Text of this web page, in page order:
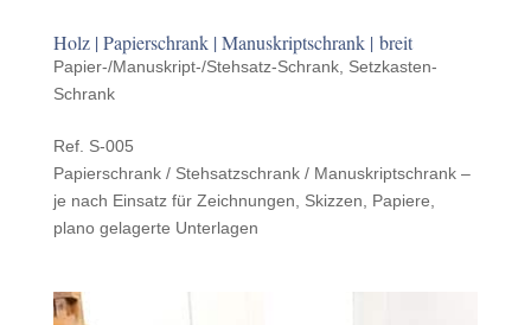
Holz | Papier­schrank | Manuskriptschrank | breit
Papier-/Manuskript-/Stehsatz-Schrank, Setzkasten-
Schrank
Ref. S‑005
Papier­schrank / Stehsatzschrank / Manuskriptschrank –
je nach Einsatz für Zeich­nun­gen, Skizzen, Papiere,
plano gelagerte Unterlagen